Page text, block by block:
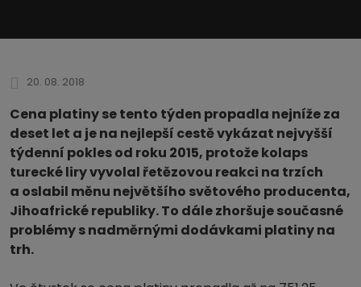
20. 08. 2018
Cena platiny se tento týden propadla nejníže za
deset let a je na nejlepší cestě vykázat nejvyšší
týdenní pokles od roku 2015, protože kolaps
turecké liry vyvolal řetězovou reakci na trzích
a oslabil měnu největšího světového producenta,
Jihoafrické republiky. To dále zhoršuje současné
problémy s nadměrnými dodávkami platiny na
trh.